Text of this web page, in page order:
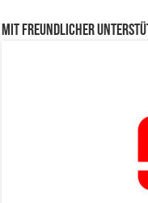
Mit freundlicher